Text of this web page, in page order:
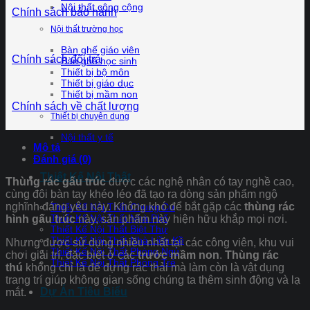
Nội thất công cộng
Nội thất trường học
Bàn ghế giáo viên
Bàn ghế học sinh
Thiết bị bộ môn
Thiết bị giáo dục
Thiết bị mầm non
Thiết bị chuyên dụng
Nội thất y tế
Thiết Kế Nội Thất
Thiết Kế Nội Thất Chung Cư
Thiết Kế Nội Thất Nhà Phố
Thiết Kế Nội Thất Biệt Thự
Thiết Kế Nội Thất Nhà Liền Kề
Thiết Kế Nội Thất Phòng Ngủ
Thiết Kế Nội Thất Phòng Trẻ
Dự Án Tiêu Biểu
Chính sách bảo hành
Chính sách đổi trả
Chính sách về chất lượng
Mô tả
Đánh giá (0)
Thùng rác gấu trúcđược các nghệ nhân có tay nghề cao,
cùng đôi bàn tay khéo léo đã tạo ra dòng sản phẩm ngộ
nghĩnh đáng yêu này. Không khó để bắt gặp các thùng rác
hình gấu trúcnày, sản phẩm này hiện hữu khắp mọi nơi.
Nhưng được sử dụng nhiều nhất tại các công viên, khu vui
chơi giải trí, đặc biết ở cáctrước mầm non. Thùng rác
thú không chỉ là để đựng rác thải mà làm còn là vật dụng
trang trí giúp không gian sống chúng ta thêm sinh động và lạ
mắt.